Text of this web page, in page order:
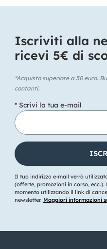
Iscriviti alla
ricevi 5€ di
*Acquisto superiore a 50 euro.
contanti.
* Scrivi la tua e-mail
Il tuo indirizzo e-mail verrà
(offerte, promozioni in corso,
momento utilizzando il link di
newsletter. Maggiori informazioni